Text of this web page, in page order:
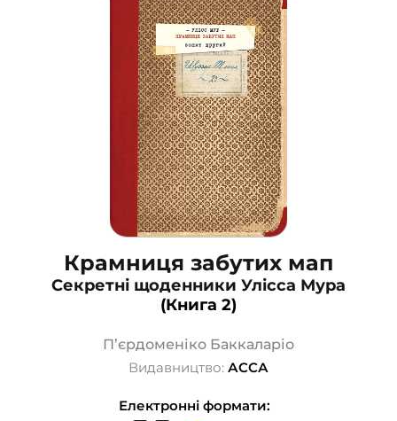
Науково-популярна література (1015)
Навчальна література та посібники (527)
Енциклопедії, довідники, словники (55)
Подарункові сертифікати (1)
Крамниця забутих мап
Секретні щоденники Улісса Мура
(Книга 2)
П’єрдоменіко Баккаларіо
Видавництво: АССА
Електронні формати: